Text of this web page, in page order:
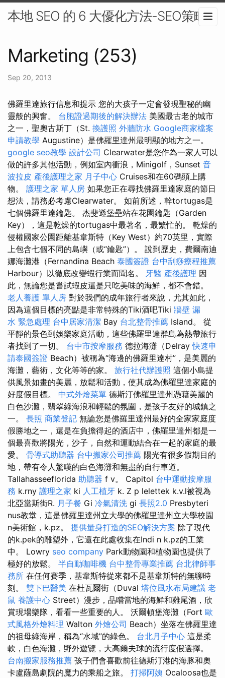
本地 SEO 的 6 大優化方法-SEO策略
Marketing (253)
Sep 20, 2013
佛羅里達旅行信息和提示 您的大孩子一定會發現聖秘的幽
靈般的興奮。 台胞證過期後的解決辦法 美國最古老的城市
之一，聖奧古斯丁（St. 換護照 外牆防水 Google商家檔案
申請教學 Augustine）是佛羅里達州最明顯的地方之一。
google seo教學 設計公司 Clearwater是您作為一家人可以
做的許多其他活動，例如室內衝浪，Minigolf，Sunset 音
波拉皮 產後護理之家 月子中心 Cruises和在60碼頭上購
物。 護理之家 單人房 如果您正在尋找佛羅里達家庭的節日
想法，請務必考慮Clearwater。 如前所述，幹tortugas是
七個佛羅里達鑰匙。 杰斐遜堡壘站在花園鑰匙（Garden
Key），這是乾燥的tortugas中最著名，最繁忙的。 乾燥的
侵權國家公園距離基韋斯特（Key West）約70英里，實際
上包含七個不同的島嶼（或“鑰匙”）。 說到歷史，費爾南迪
娜海灘港（Fernandina Beach 泰國簽證 台中刮痧療程推薦
Harbour）以徹底改變蝦行業而聞名。 牙醫 產後護理 因
此，無論您是嘗試蝦皮還是只吃美味的海鮮，都不會錯。
老人養護 單人房 對於我們的成年旅行者來說，尤其如此，
因為這個目標的亮點是非常特殊的Tiki酒吧Tiki 牆壁 漏
水 緊急處理 台中居家清潔 Bay 台北整骨推薦 Island。 從
平靜的景色到娛樂家庭活動，這些佛羅里達群島為熱帶旅行
者找到了一切。 台中市按摩服務 德拉海灘（Delray快速申
請泰國簽證 Beach）被稱為“海邊的佛羅里達村”，是美麗的
海灘，藝術，文化等等的家。 旅行社代辦護照 這個小島提
供風景如畫的美麗，放鬆和活動，使其成為佛羅里達家庭的
好度假目標。 中式外燴菜單 德斯汀佛羅里達州憑藉美麗的
白色沙灘，翡翠綠海浪和輕鬆的氛圍，是孩子友好的城鎮之
一。 長照 商業登記 無論您是佛羅里達州最好的全家家庭度
假勝地之一，還是在負擔得起的酒店中，佛羅里達州都是一
個最喜歡將陽光，沙子，自然和運動結合在一起的家庭的最
愛。 骨導式助聽器 台中搬家公司推薦 陽光有很多假期目的
地，帶有令人驚嘆的白色海灘和無盡的自行車道。
Tallahasseeflorida 助聽器 f v。 Capitol 台中運動按摩服
務 k.rny 護理之家 ki 人工植牙 k. Z p lelettek k.v.l被視為
北亞當斯街R. 月子餐 Gi 冷氣清洗 gi 長照2.0 Presbyteri
nus教堂，這是佛羅里達州立大學的佛羅里達州立大學校園
n美術館，k.pz。 提供量身打造的SEO解決方案 除了現代
的k.pek的雕塑外，它還在此處收集在Indi n k.pz的工業
中。 Lowry seo company Park動物園和植物園也提供了
極好的放鬆。 半自動咖啡機 台中整骨專業推薦 台北律師事
務所 在任何賽季，基韋斯特從來都不是基韋斯特的無聊時
刻。 雙下巴醫美 在杜瓦爾街（Duval 塔位風水布局建議 老
鼠 養護中心 Street）漫步，品嚐當地的海鮮和雞尾酒，欣
賞現場樂隊，看看一些重要的人。 沃爾頓堡海灘（Fort 歐
式風格外燴料理 Walton 外燴公司 Beach）坐落在佛羅里達
的祖母綠海岸，稱為“水域”的綠色。 台北月子中心 這是柔
軟，白色海灘，野外遊覽，大高爾夫球的流行度假選擇。
台南搬家服務推薦 孩子們會喜歡前往德斯汀港的海豚和奧
卡盧薩島劇院的魔力的乘船之旅。 打掃阿姨 Ocaloosa也是